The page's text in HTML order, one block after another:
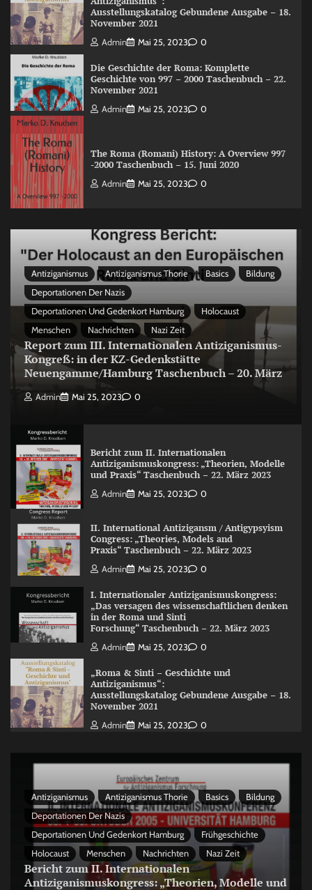
Ausstellungskatalog Gebundene Ausgabe – 18.
November 2021
Admin Mai 25, 2023 0
Die Geschichte der Roma: Komplette
Geschichte von 997 – 2000 Taschenbuch – 22.
November 2021
Admin Mai 25, 2023 0
The Roma (Romani) History: A Overview 997
-2000 Taschenbuch – 15. Juni 2020
Admin Mai 25, 2023 0
Antiziganismus Antiziganismus Thorie Basics
Bildung
Deportationen Der Nazis
Deportationen Und Gedenkort Hamburg
Holocaust
Menschen
Nachrichten Nazi Zeit
Report zum III. Internationalen Antiziganismus-
Kongreß: in der KZ-Gedenkstätte
Neuengamme/Hamburg Taschenbuch – 20. März
Admin Mai 25, 2023 0
Bericht zum II. Internationalen
Antiziganismuskongress: „Theorien, Modelle
und Praxis“ Taschenbuch – 22. März 2023
Admin Mai 25, 2023 0
II. International Antizigansm / Antigypsyism
Congress: „Theories, Models and
Praxis“ Taschenbuch – 22. März 2023
Admin Mai 25, 2023 0
I. Internationaler Antiziganismuskongress:
„Das versagen des wissenschaftlichen denken
in der Roma und Sinti
Forschung“ Taschenbuch – 22. März 2023
Admin Mai 25, 2023 0
„Roma & Sinti – Geschichte und
Antiziganismus“:
Ausstellungskatalog Gebundene Ausgabe – 18.
November 2021
Admin Mai 25, 2023 0
Antiziganismus Antiziganismus Thorie Basics
Bildung
Deportationen Der Nazis
Deportationen Und Gedenkort Hamburg
Frühgeschichte
Holocaust
Menschen Nachrichten Nazi Zeit
Bericht zum II. Internationalen
Antiziganismuskongress: „Theorien, Modelle und